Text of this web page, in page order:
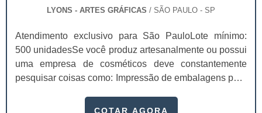
LYONS - ARTES GRÁFICAS / SÃO PAULO - SP
Atendimento exclusivo para São PauloLote mínimo:
500 unidadesSe você produz artesanalmente ou possui
uma empresa de cosméticos deve constantemente
pesquisar coisas como: Impressão de embalagens para
um investimento necessário para quem está no
COTAR AGORA